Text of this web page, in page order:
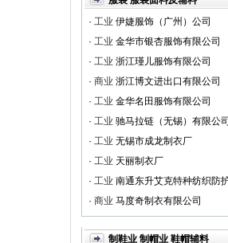
· 工业 伊婕服饰（广州）公司
· 工业 金华市银杏服饰有限公司
· 工业 浙江瑾儿服饰有限公司
· 商业 浙江博文进出口有限公司
· 工业 金华名田服饰有限公司
· 工业 驰马拉链（无锡）有限公
· 工业 无锡市成龙制衣厂
· 工业 天丽制衣厂
· 工业 南通东升艾克特种纺织防
· 商业 马度奇制衣有限公司
制鞋业 制帽业 鞋帽辅料